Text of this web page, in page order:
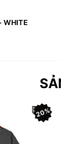
WHITE
20%